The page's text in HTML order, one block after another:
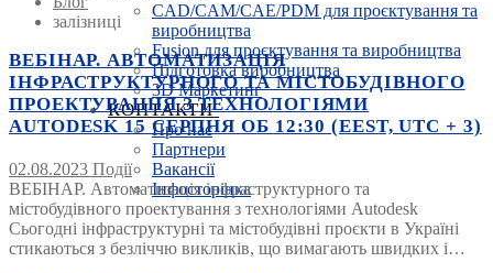
CAD/CAM/CAE/PDM для проєктування та
виробництва
Fusion для проєктування та виробництва
Підготовка виробництва
3D Маркетинг
КОНТАКТИ
Про нас
Партнери
Вакансії
Інфосторінка
залізниці
ВЕБІНАР. АВТОМАТИЗАЦІЯ
ІНФРАСТРУКТУРНОГО ТА МІСТОБУДІВНОГО
ПРОЕКТУВАННЯ З ТЕХНОЛОГІЯМИ
AUTODESK 15 СЕРПНЯ ОБ 12:30 (EEST, UTC + 3)
02.08.2023 Події
ВЕБІНАР. Автоматизація інфраструктурного та
містобудівного проектування з технологіями Autodesk
Сьогодні інфраструктурні та містобудівні проєкти в Україні
стикаються з безліччю викликів, що вимагають швидких і…